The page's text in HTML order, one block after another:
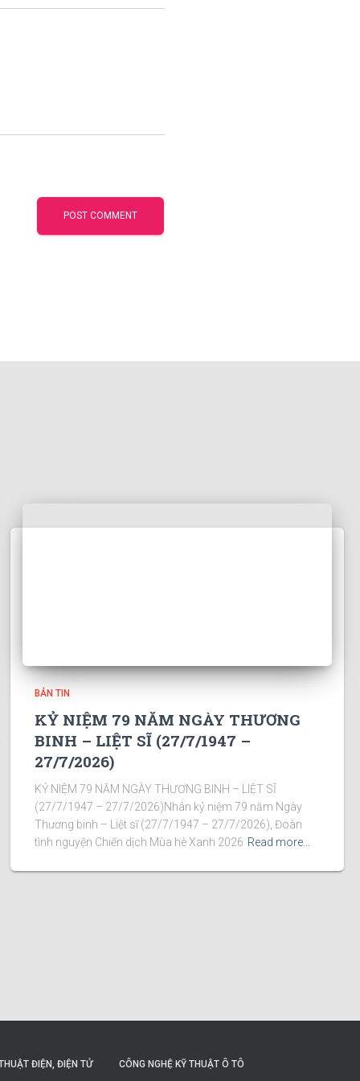
BẢN TIN
KỶ NIỆM 79 NĂM NGÀY THƯƠNG
BINH – LIỆT SĨ (27/7/1947 –
27/7/2026)
KỶ NIỆM 79 NĂM NGÀY THƯƠNG BINH – LIỆT SĨ
(27/7/1947 – 27/7/2026)Nhân kỷ niệm 79 năm Ngày
Thương binh – Liệt sĩ (27/7/1947 – 27/7/2026), Đoàn
tình nguyện Chiến dịch Mùa hè Xanh 2026 Read more…
ĐIỆN, ĐIỆN TỬ CÔNG NGHỆ KỸ THUẬT Ô TÔ